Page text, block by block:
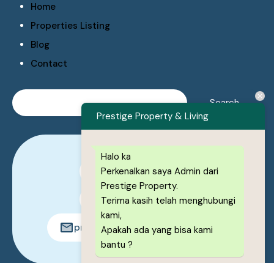
Home
Properties Listing
Blog
Contact
0878-1222-8443
0878-1222-8443
prestigeproperty.id@gmail.com
Prestige Property & Living
Halo ka
Perkenalkan saya Admin dari
Prestige Property.
Terima kasih telah menghubungi
kami,
Apakah ada yang bisa kami
bantu ?